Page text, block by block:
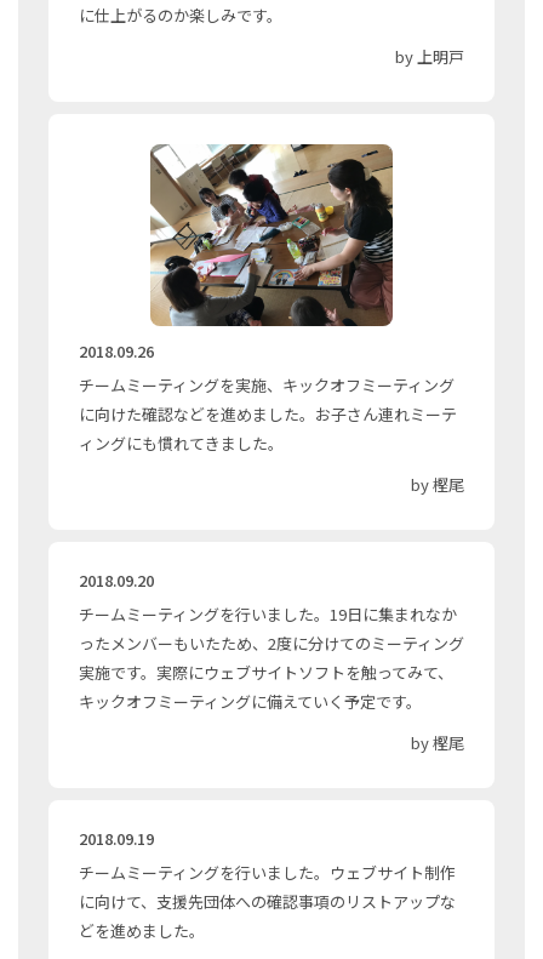
に仕上がるのか楽しみです。
by 上明戸
2018.09.26
チームミーティングを実施、キックオフミーティング
に向けた確認などを進めました。お子さん連れミーテ
ィングにも慣れてきました。
by 樫尾
2018.09.20
チームミーティングを行いました。19日に集まれなか
ったメンバーもいたため、2度に分けてのミーティング
実施です。実際にウェブサイトソフトを触ってみて、
キックオフミーティングに備えていく予定です。
by 樫尾
2018.09.19
チームミーティングを行いました。ウェブサイト制作
に向けて、支援先団体への確認事項のリストアップな
どを進めました。